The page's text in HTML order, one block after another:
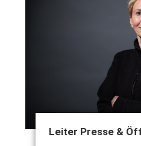
Leiter Presse &